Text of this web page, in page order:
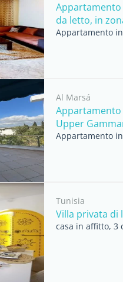
da letto, in
Appartamento
Al Marsá
Appartamento
Upper
Appartamento
Tunisia
Villa privata di
casa in affitto, 3